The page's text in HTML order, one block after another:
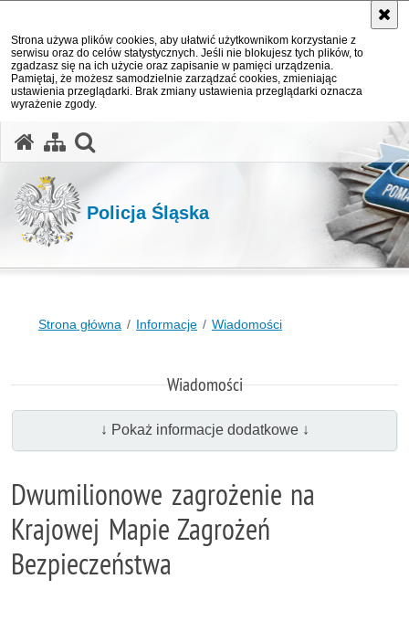
Strona używa plików cookies, aby ułatwić użytkownikom korzystanie z
serwisu oraz do celów statystycznych. Jeśli nie blokujesz tych plików, to
zgadzasz się na ich użycie oraz zapisanie w pamięci urządzenia.
Pamiętaj, że możesz samodzielnie zarządzać cookies, zmieniając
ustawienia przeglądarki. Brak zmiany ustawienia przeglądarki oznacza
wyrażenie zgody.
Policja Śląska
Strona główna Informacje Wiadomości
Wiadomości
↓ Pokaż informacje dodatkowe ↓
Dwumilionowe zagrożenie na
Krajowej Mapie Zagrożeń
Bezpieczeństwa